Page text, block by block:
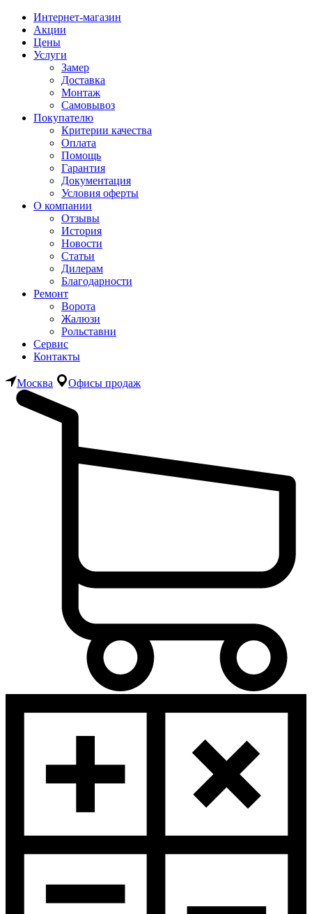
Интернет-магазин
Акции
Цены
Услуги
Замер
Доставка
Монтаж
Самовывоз
Покупателю
Критерии качества
Оплата
Помощь
Гарантия
Документация
Условия оферты
О компании
Отзывы
История
Новости
Статьи
Дилерам
Благодарности
Ремонт
Ворота
Жалюзи
Рольставни
Сервис
Контакты
Москва Офисы продаж